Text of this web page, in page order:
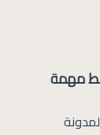
مهمة